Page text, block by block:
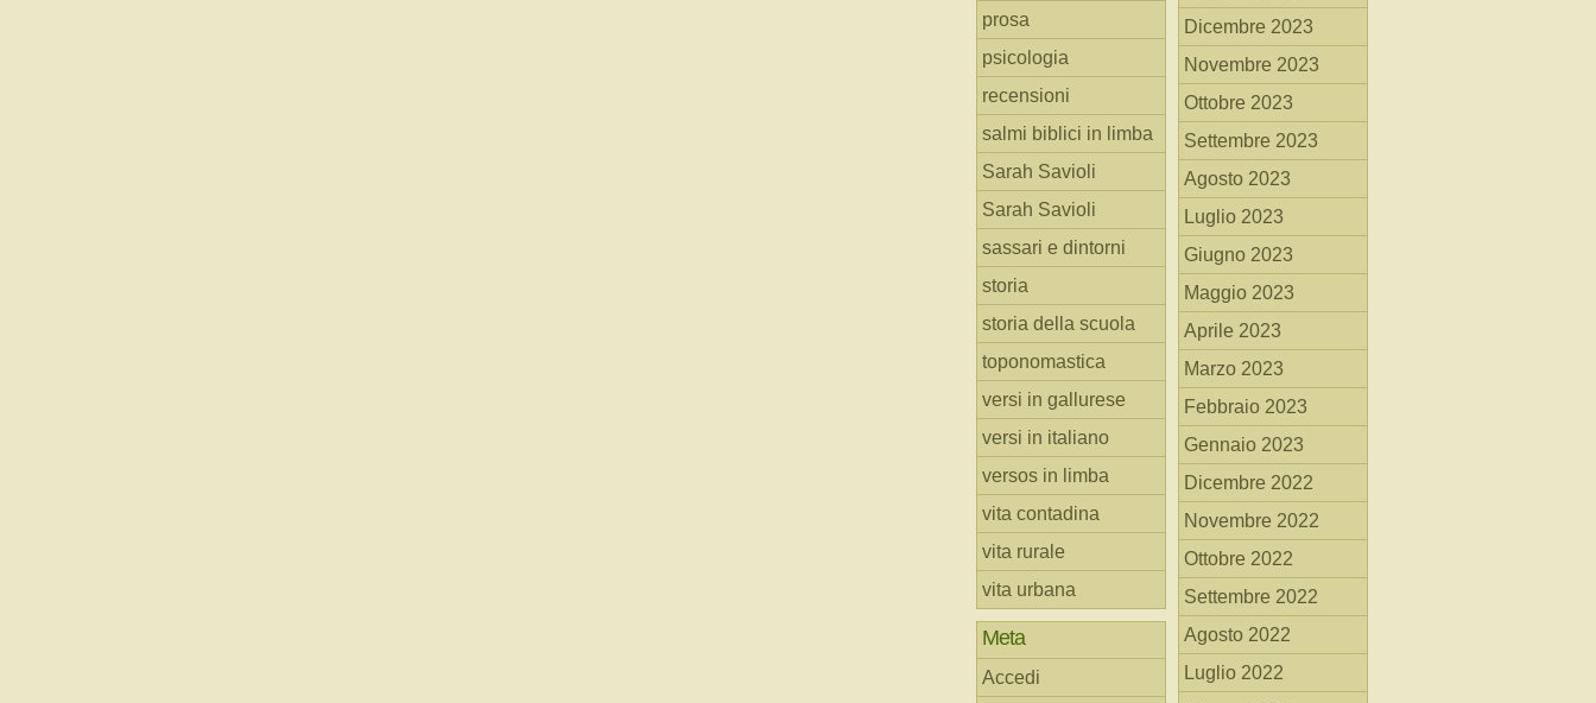
prosa
psicologia
recensioni
salmi biblici in limba
Sarah Savioli
Sarah Savioli
sassari e dintorni
storia
storia della scuola
toponomastica
versi in gallurese
versi in italiano
versos in limba
vita contadina
vita rurale
vita urbana
Meta
Accedi
Dicembre 2023
Novembre 2023
Ottobre 2023
Settembre 2023
Agosto 2023
Luglio 2023
Giugno 2023
Maggio 2023
Aprile 2023
Marzo 2023
Febbraio 2023
Gennaio 2023
Dicembre 2022
Novembre 2022
Ottobre 2022
Settembre 2022
Agosto 2022
Luglio 2022